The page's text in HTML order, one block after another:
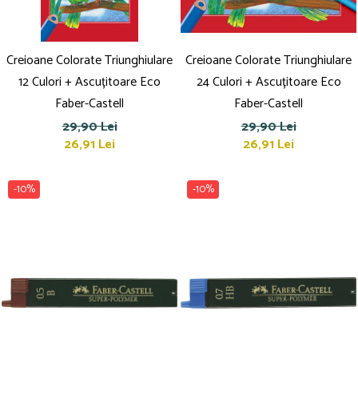
Creioane Colorate Triunghiulare
12 Culori + Ascuțitoare Eco
Faber-Castell
29,90 Lei
26,91 Lei
Creioane Colorate Triunghiulare
24 Culori + Ascuțitoare Eco
Faber-Castell
29,90 Lei
26,91 Lei
-10% -10%